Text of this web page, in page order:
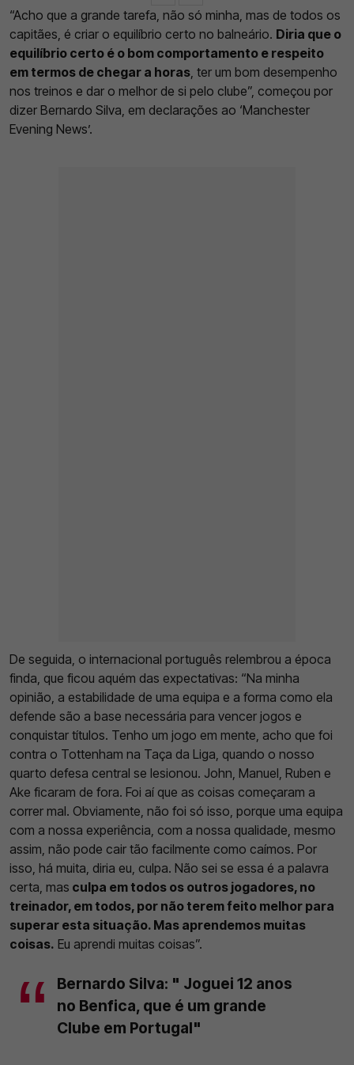
“Acho que a grande tarefa, não só minha, mas de todos os
capitães, é criar o equilíbrio certo no balneário. Diria que o
equilíbrio certo é o bom comportamento e respeito
em termos de chegar a horas, ter um bom desempenho
nos treinos e dar o melhor de si pelo clube”, começou por
dizer Bernardo Silva, em declarações ao ‘Manchester
Evening News’.
De seguida, o internacional português relembrou a época
finda, que ficou aquém das expectativas: “Na minha
opinião, a estabilidade de uma equipa e a forma como ela
defende são a base necessária para vencer jogos e
conquistar títulos. Tenho um jogo em mente, acho que foi
contra o Tottenham na Taça da Liga, quando o nosso
quarto defesa central se lesionou. John, Manuel, Ruben e
Ake ficaram de fora. Foi aí que as coisas começaram a
correr mal. Obviamente, não foi só isso, porque uma equipa
com a nossa experiência, com a nossa qualidade, mesmo
assim, não pode cair tão facilmente como caímos. Por
isso, há muita, diria eu, culpa. Não sei se essa é a palavra
certa, mas culpa em todos os outros jogadores, no
treinador, em todos, por não terem feito melhor para
superar esta situação. Mas aprendemos muitas
coisas. Eu aprendi muitas coisas”.
Bernardo Silva: " Joguei 12 anos
no Benfica, que é um grande
Clube em Portugal"